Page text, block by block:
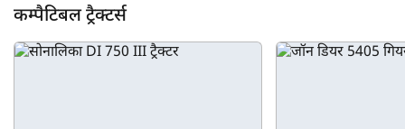
कम्पैटिबल ट्रैक्टर्स